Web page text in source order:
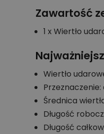
Zawartość
1 x Wiertło
Wiertło
Średnica
Długość
Długość